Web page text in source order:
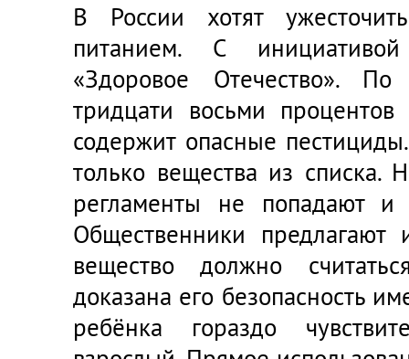
В России хотят
питанием. С
«Здоровое Отечество».
тридцати восьми
содержит опасные
только вещества из списка.
регламенты не попадают и
Общественники
вещество должно
доказана его безопасность
ребёнка гораздо